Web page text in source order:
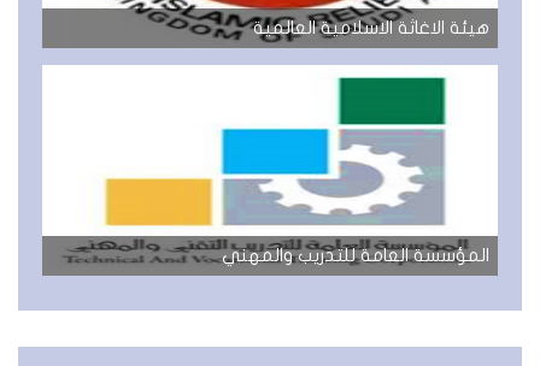
هيئة الاغاثة الاسلامية العالمية
المؤسسة العامة للتدريب والمهني